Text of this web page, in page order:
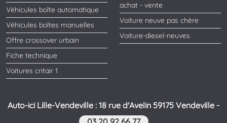
Véhicules boîte automatique
Véhicules boîtes manuelles
Offre crossover urbain
Fiche technique
Voitures critair 1
achat - vente
Voiture neuve pas chère
Voiture-diesel-neuves
Auto-ici Lille-Vendeville : 18 rue d'Avelin 59175 Vendeville -